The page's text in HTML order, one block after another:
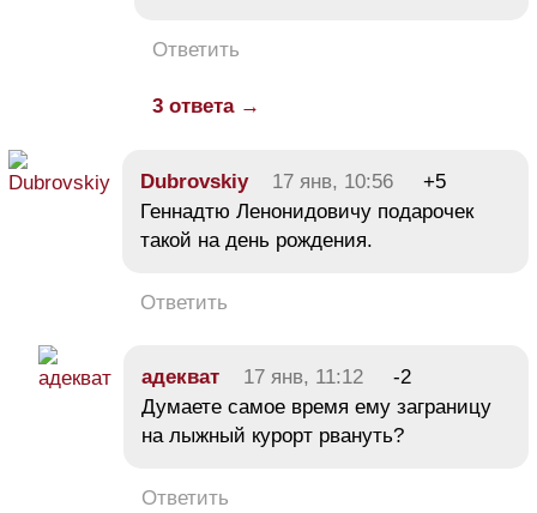
Ответить
3 ответа →
Dubrovskiy 17 янв, 10:56
+5
Геннадтю Ленонидовичу подарочек
такой на день рождения.
Ответить
адекват 17 янв, 11:12
-2
Думаете самое время ему заграницу
на лыжный курорт рвануть?
Ответить